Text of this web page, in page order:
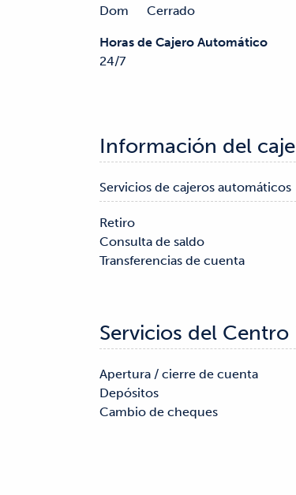
Dom
Cerrado
Horas de Cajero Automático
24/7
Información del
Servicios de cajeros automáticos
Retiro
Consulta de saldo
Transferencias de cuenta
Servicios del Centro
Apertura / cierre de cuenta
Depósitos
Cambio de cheques
Cheques de caja
Cajas de seguridad